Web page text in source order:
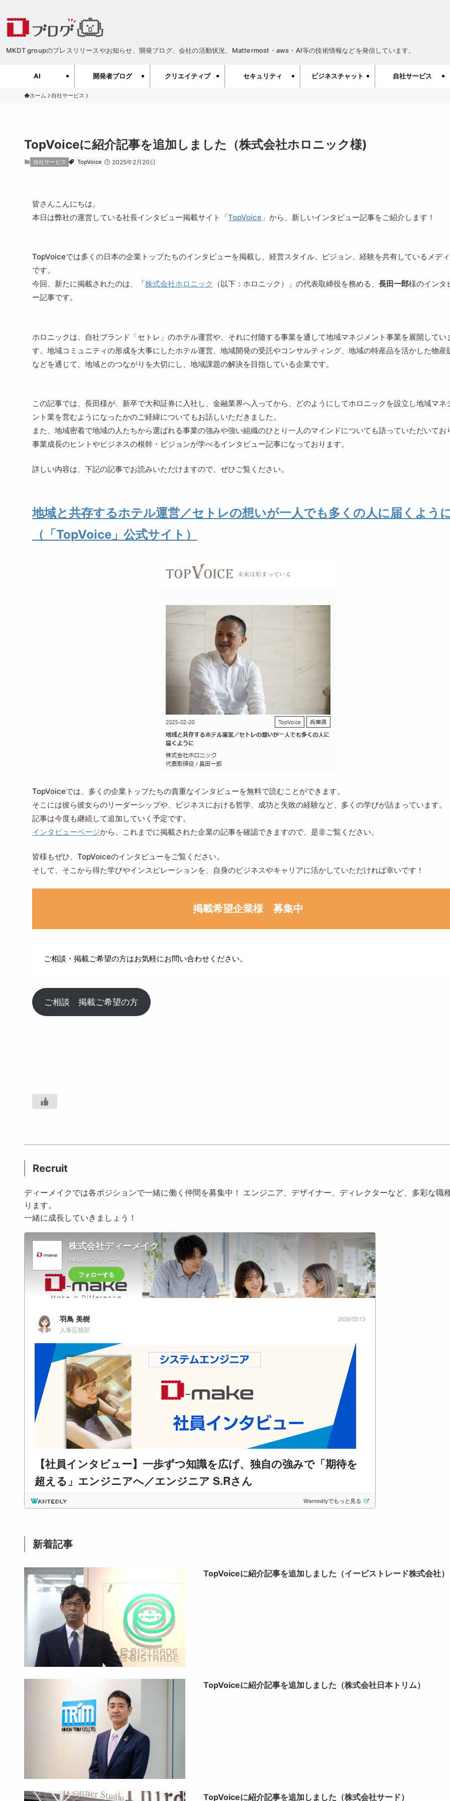
MKDT groupのプレスリリースやお知らせ、開発ブログ、会社の活動状況、Mattermost・aws・AI等の技術情報などを発信しています。
AI 開発者ブログ クリエイティブ セキュリティ ビジネスチャット 自社サービス
ホーム 自社サービス
TopVoiceに紹介記事を追加しました（株式会社ホロニック様)
自社サービス TopVoice 2025年2月20日
皆さんこんにちは。
本日は弊社の運営している社長インタビュー掲載サイト「TopVoice 」から、新しいインタビュー記事をご紹介します！
TopVoiceでは多くの日本の企業トップたちのインタビューを掲載し、経営スタイル、ビジョン、経験を共有しているメデ
です。
今回、新たに掲載されたのは、「株式会社ホロニック （以下：ホロニック）」の代表取締役を務める、 長田一郎様のインタ
ー記事です。
ホロニックは、自社ブランド「セトレ」のホテル運営や、それに付随する事業を通して地域マネジメント事業を展開してい
す。地域コミュニティの形成を大事にしたホテル運営、地域開発の受託やコンサルティング、地域の特産品を活かした物産
などを通じて、地域とのつながりを大切にし、地域課題の解決を目指している企業です。
この記事では、長田様が、新卒で大和証券に入社し、金融業界へ入ってから、どのようにしてホロニックを設立し地域マネ
ント業を営むようになったかのご経緯についてもお話しいただきました。
また、地域密着で地域の人たちから選ばれる事業の強みや強い組織のひとり一人のマインドについても語っていただいてお
事業成長のヒントやビジネスの根幹・ビジョンが学べるインタビュー記事になっております。
詳しい内容は、下記の記事でお読みいただけますので、ぜひご覧ください。
地域と共存するホテル運営／セトレの想いが一人でも多くの人に届くよう
（「TopVoice」公式サイト）
TopVoiceでは、多くの企業トップたちの貴重なインタビューを無料で読むことができます。
そこには彼ら彼女らのリーダーシップや、ビジネスにおける哲学、成功と失敗の経験など、多くの学びが詰まっています。
記事は今度も継続して追加していく予定です。
インタビューページから、これまでに掲載された企業の記事を確認できますので、是非ご覧ください。
皆様もぜひ、TopVoiceのインタビューをご覧ください。
そして、そこから得た学びやインスピレーションを、自身のビジネスやキャリアに活かしていただければ幸いです！
掲載希望企業様 募集中
ご相談・掲載ご希望の方はお気軽にお問い合わせください。
ご相談 掲載ご希望の方
Recruit
ディーメイクでは各ポジションで一緒に働く仲間を募集中！ エンジニア、デザイナー、ディレクターなど、多彩な職
ります。
一緒に成長していきましょう！
新着記事
TopVoiceに紹介記事を追加しました（イービストレード株式会社）
TopVoiceに紹介記事を追加しました（株式会社日本トリム）
TopVoiceに紹介記事を追加しました（株式会社サード）